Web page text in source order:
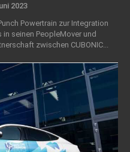
2023
Powertrain zur Integration
seinen PeopleMover und
Partnerschaft zwischen CUBONIC...